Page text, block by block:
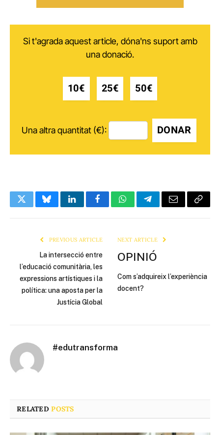
Si t'agrada aquest article, dóna'ns suport amb
una donació.
10€ 25€ 50€
Una altra quantitat (€): DONAR
TwitterBlueskyLinkedInFacebookWhatsAppTelegramEmail Copy
PREVIOUS ARTICLE
La intersecció entre
l’educació comunitària, les
expressions artístiques i la
política: una aposta per la
Justícia Global
NEXT ARTICLE
OPINIÓ
Com s’adquireix l’experiència
docent?
#edutransforma
RELATEDPOSTS